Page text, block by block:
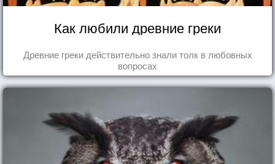
Как любили древние греки
Древние греки действительно знали толк в любовных
вопросах